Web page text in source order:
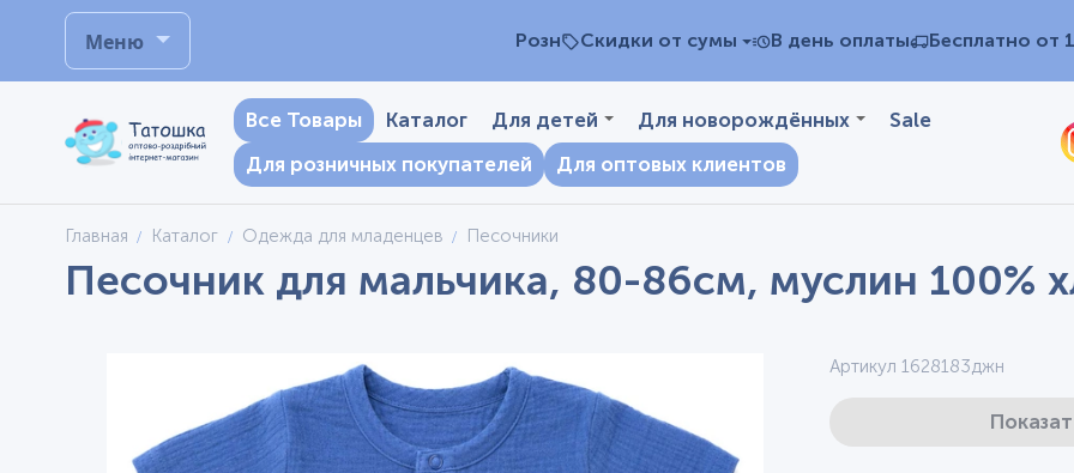
Меню Розн Скидки от сумы В день оплаты Бесплатно от
Все Товары Каталог Для детей Для новорождённых
Sale
Для розничных покупателей
Для оптовых клиентов
Главная Каталог Одежда для младенцев Песочники
Песочник для мальчика, 80-86см, муслин 100%
Артикул 1628183джн